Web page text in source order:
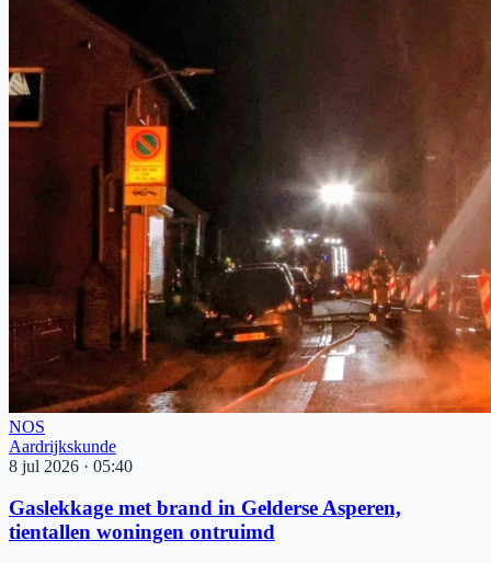
NOS
Aardrijkskunde
8 jul 2026 · 05:40
Gaslekkage met brand in Gelderse Asperen,
tientallen woningen ontruimd